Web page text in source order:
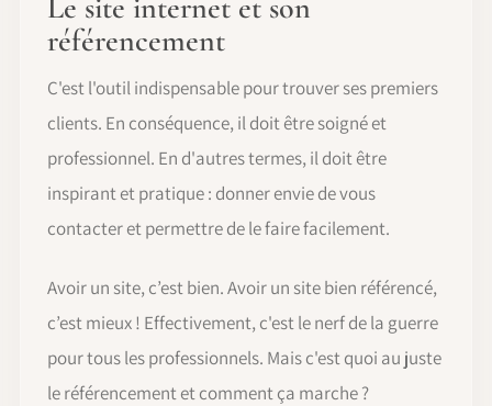
Le site internet et son
référencement
C'est l'outil indispensable pour trouver ses premiers
clients. En conséquence, il doit être soigné et
professionnel. En d'autres termes, il doit être
inspirant et pratique : donner envie de vous
contacter et permettre de le faire facilement.
Avoir un site, c’est bien. Avoir un site bien référencé,
c’est mieux ! Effectivement, c'est le nerf de la guerre
pour tous les professionnels. Mais c'est quoi au juste
le référencement et comment ça marche ?